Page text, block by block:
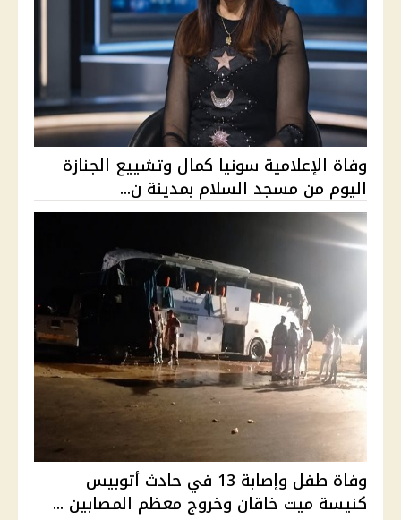
وفاة الإعلامية سونيا كمال وتشييع الجنازة
اليوم من مسجد السلام بمدينة ن...
وفاة طفل وإصابة 13 في حادث أتوبيس
كنيسة ميت خاقان وخروج معظم المصابين ...